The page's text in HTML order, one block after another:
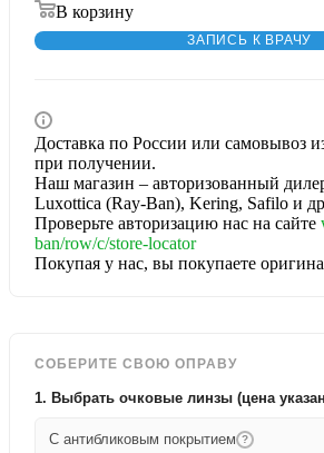
В корзину
ЗАПИСЬ К ВРАЧУ
Доставка по России или самовывоз
при получении.
Наш магазин – авторизованный
Luxottica (Ray-Ban), Kering, Safilo и
Проверьте авторизацию нас на сайте
ban/row/c/store-locator
Покупая у нас, вы покупаете
СОБЕРИТЕ СВОЮ ОПРАВУ
1. Выбрать очковые линзы (цена
С антибликовым покрытием ?